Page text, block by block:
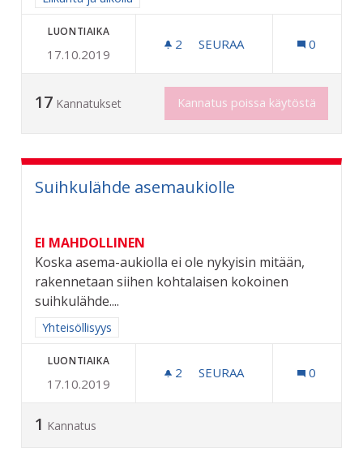
LUONTIAIKA
17.10.2019
2 2 SEURAAJAA
SEURAA 0
17 Kannatukset Kannatus poissa käytöstä
Suihkulähde asemaukiolle
EI MAHDOLLINEN
Koska asema-aukiolla ei ole nykyisin mitään,
rakennetaan siihen kohtalaisen kokoinen
suihkulähde....
Rajaa tulokset aihepiirin mukaan: Yhteisöllisyys
Yhteisöllisyys
LUONTIAIKA
17.10.2019
2 2 SEURAAJAA
SEURAA 0
1 Kannatus